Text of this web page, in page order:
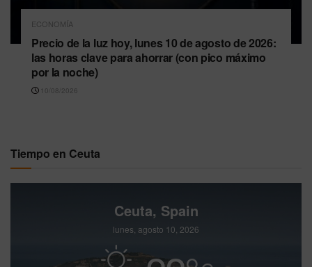
ECONOMÍA
Precio de la luz hoy, lunes 10 de agosto de 2026:
las horas clave para ahorrar (con pico máximo
por la noche)
10/08/2026
Tiempo en Ceuta
Ceuta, Spain
lunes, agosto 10, 2026